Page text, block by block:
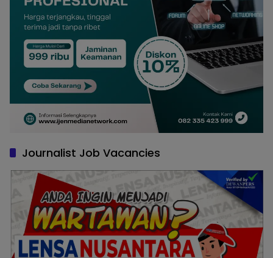
Journalist Job Vacancies